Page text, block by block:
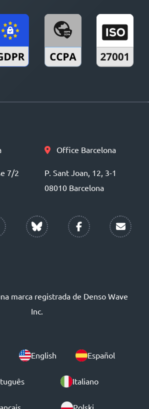
7/2
Office Barcelona
P. Sant Joan, 12, 3-1
08010 Barcelona
marca registrada de Denso Wave
Inc.
English Español
Italiano